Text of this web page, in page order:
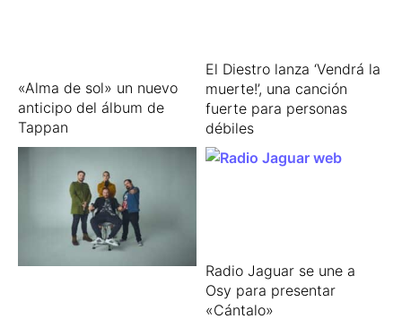
«Alma de sol» un nuevo
anticipo del álbum de
Tappan
El Diestro lanza ‘Vendrá la
muerte!’, una canción
fuerte para personas
débiles
Radio Jaguar se une a
Osy para presentar
«Cántalo»